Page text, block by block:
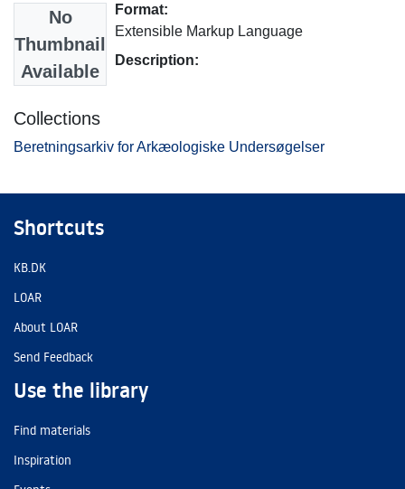
No
Thumbnail
Available
Format:
Extensible Markup Language
Description:
Collections
Beretningsarkiv for Arkæologiske Undersøgelser
Shortcuts
KB.DK
LOAR
About LOAR
Send Feedback
Use the library
Find materials
Inspiration